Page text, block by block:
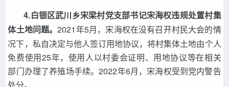
4.白银区武川乡宋梁村党支部书记宋海权违规处置村集
体土地问题。2021年5月，宋海权在没有召开村民大会的情
况下，私自决定与他人签订用地协议，将村集体土地由个人
免费使用25年，使用人以村委会证明、用地协议等在相关
部门办理了养殖场手续。2022年6月，宋海权受到党内警告
处分。